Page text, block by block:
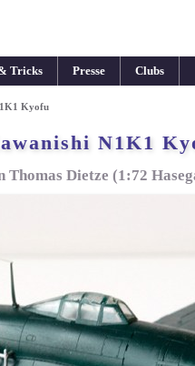
Tricks Presse Clubs
Kyofu
N1K1
Thomas Dietze (1:72